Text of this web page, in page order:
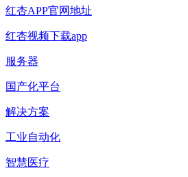
红杏APP官网地址
红杏视频下载app
服务器
国产化平台
解决方案
工业自动化
智慧医疗